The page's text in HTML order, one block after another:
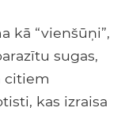
kā “vienšūņi”,
sugas,
citiem
kas izraisa